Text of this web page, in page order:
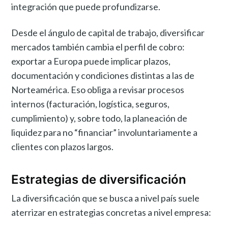
integración que puede profundizarse.
Desde el ángulo de capital de trabajo, diversificar
mercados también cambia el perfil de cobro:
exportar a Europa puede implicar plazos,
documentación y condiciones distintas a las de
Norteamérica. Eso obliga a revisar procesos
internos (facturación, logística, seguros,
cumplimiento) y, sobre todo, la planeación de
liquidez para no “financiar” involuntariamente a
clientes con plazos largos.
Estrategias de diversificación
La diversificación que se busca a nivel país suele
aterrizar en estrategias concretas a nivel empresa: